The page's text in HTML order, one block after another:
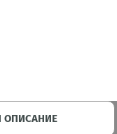
ОПИСАНИЕ